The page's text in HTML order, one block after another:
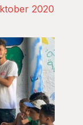
2020